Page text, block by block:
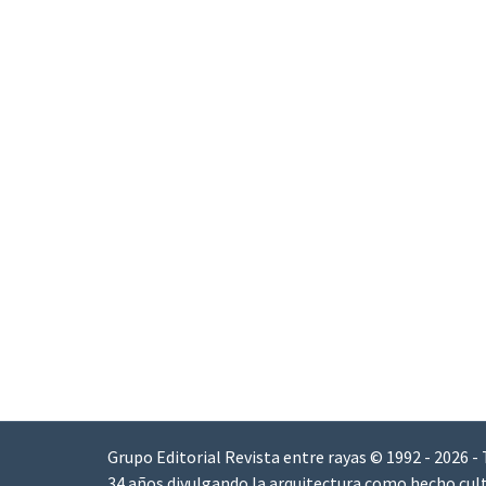
Grupo Editorial Revista entre rayas © 1992 - 2026 -